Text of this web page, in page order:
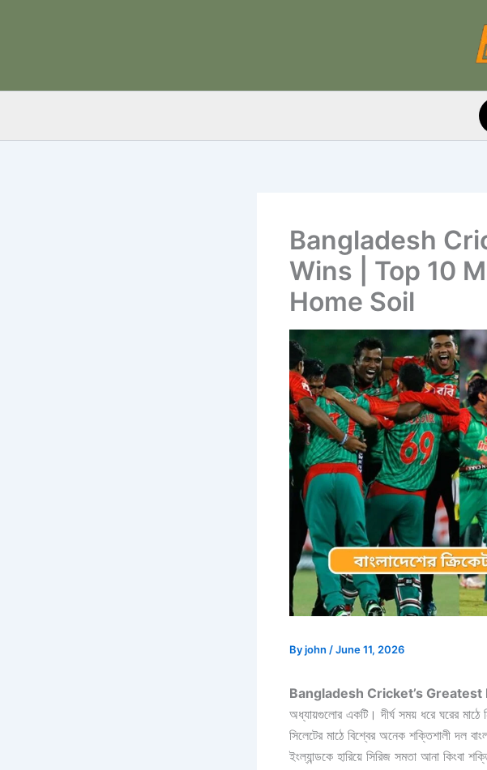
Bangladesh
Wins | Top 10
Home Soil
Byjohn /June 11, 2026
Bangladesh Cricket’s
অধ্যায়গুলোর একটি। দীর্ঘ সময় ধরে ঘরের মাঠে
সিলেটের মাঠে বিশ্বের অনেক শক্তিশালী দল
ইংল্যান্ডকে হারিয়ে সিরিজ সমতা আনা কিংবা